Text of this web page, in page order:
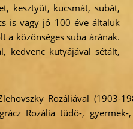
kesztyűt, kucsmát, subát,
is vagy jó 100 éve általuk
a közönséges suba árának.
kedvenc kutyájával sétált,
Rozáliával (1903-
Rozália tüdő-,